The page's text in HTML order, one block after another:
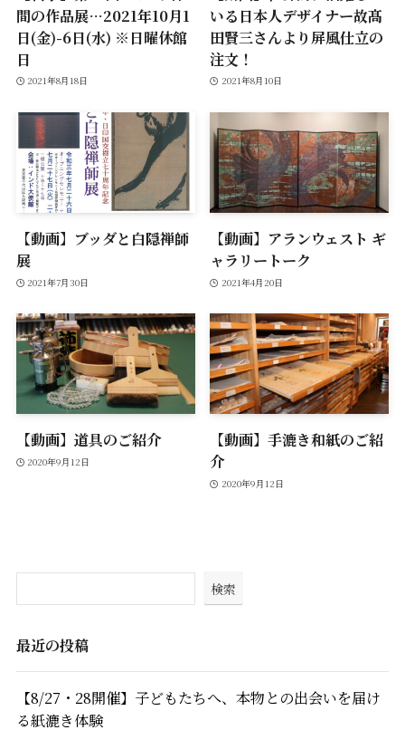
間の作品展…2021年10月1
日(金)-6日(水) ※日曜休館
日
2021年8月18日
いる日本人デザイナー故髙
田賢三さんより屏風仕立の
注文！
2021年8月10日
【動画】ブッダと白隠禅師
展
2021年7月30日
【動画】アランウェスト ギ
ャラリートーク
2021年4月20日
【動画】道具のご紹介
2020年9月12日
【動画】手漉き和紙のご紹
介
2020年9月12日
検索
最近の投稿
【8/27・28開催】子どもたちへ、本物との出会いを届け
る紙漉き体験